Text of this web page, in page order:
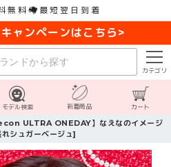
無料 最短翌日到着
ャンペーンはこちら>
カテゴリ
モデル検索 新着商品 カート
ULTRA ONEDAY】なえなのイメージ
シュガーベージュ]